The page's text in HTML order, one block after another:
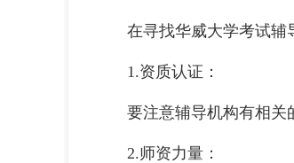
在寻找华威大学考试辅导
1.资质认证：
要注意辅导机构有相关
2.师资力量：